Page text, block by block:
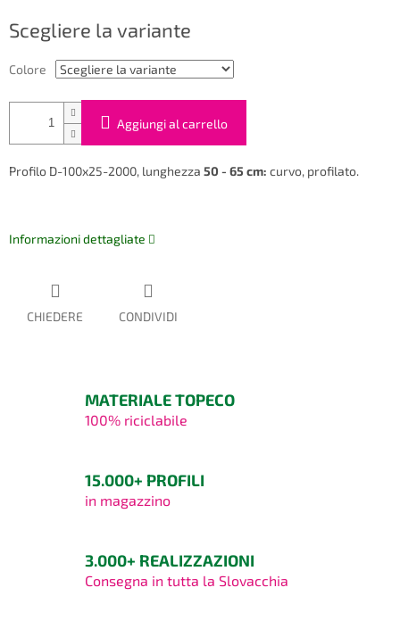
della
Scegliere la variante
Colore
Aggiungi al carrello
Profilo D-100x25-2000, lunghezza 50 - 65 cm: curvo, profilato.
Informazioni dettagliate
CHIEDERE CONDIVIDI
MATERIALE TOPECO
100% riciclabile
15.000+ PROFILI
in magazzino
3.000+ REALIZZAZIONI
Consegna in tutta la Slovacchia